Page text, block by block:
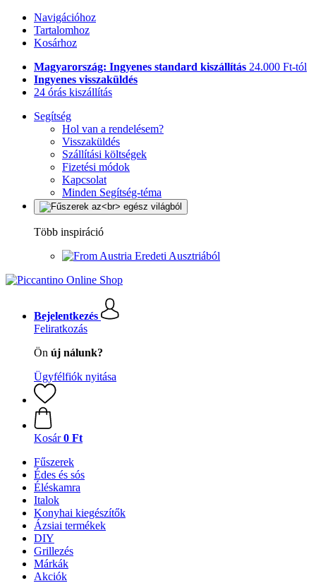
Navigációhoz
Tartalomhoz
Kosárhoz
Magyarország: Ingyenes standard kiszállítás 24.000 Ft-tól
Ingyenes visszaküldés
24 órás kiszállítás
Segítség
Hol van a rendelésem?
Visszaküldés
Szállítási költségek
Fizetési módok
Kapcsolat
Minden Segítség-téma
Több inspiráció
Eredeti Ausztriából
Bejelentkezés
Feliratkozás
Ön új nálunk?
Ügyfélfiók nyitása
Kosár 0 Ft
Fűszerek
Édes és sós
Éléskamra
Italok
Konyhai kiegészítők
Ázsiai termékek
DIY
Grillezés
Márkák
Akciók